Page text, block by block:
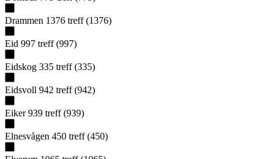
Drammen 1376 treff (1376)
Eid 997 treff (997)
Eidskog 335 treff (335)
Eidsvoll 942 treff (942)
Eiker 939 treff (939)
Elnesvågen 450 treff (450)